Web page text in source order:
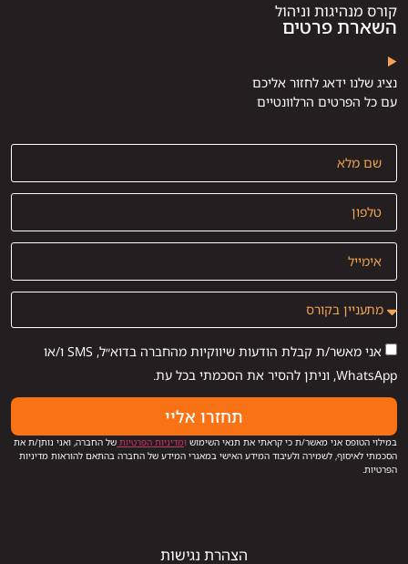
קורס מנהיגות וניהול
השארת פרטים
נציג שלנו ידאג לחזור אליכם
עם כל הפרטים הרלוונטיים
אני מאשר/ת קבלת הודעות שיווקיות מהחברה בדוא״ל, SMS ו/או
WhatsApp, וניתן להסיר את הסכמתי בכל עת.
תחזרו אליי
במילוי הטופס אני מאשר/ת כי קראתי את תנאי השימוש ומדיניות הפרטיות של החברה, ואני נותן/ת את
הסכמתי לאיסוף, לשמירה ולעיבוד המידע האישי במאגרי המידע של החברה בהתאם להוראות מדיניות
הפרטיות.
הצהרת נגישות